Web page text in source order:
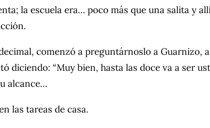
la escuela era… poco más que una salita y
comenzó a preguntárnoslo a Guarnizo,
diciendo: “Muy bien, hasta las doce va a ser
alcance…
las tareas de casa.